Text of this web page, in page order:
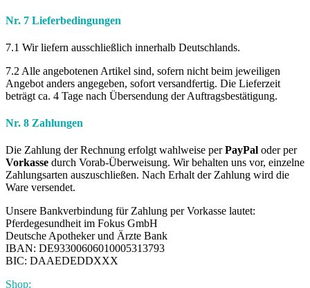
Nr. 7 Lieferbedingungen
7.1 Wir liefern ausschließlich innerhalb Deutschlands.
7.2 Alle angebotenen Artikel sind, sofern nicht beim jeweiligen
Angebot anders angegeben, sofort versandfertig. Die Lieferzeit
beträgt ca. 4 Tage nach Übersendung der Auftragsbestätigung.
Nr. 8 Zahlungen
Die Zahlung der Rechnung erfolgt wahlweise perPayPal oder per
Vorkasse durch Vorab-Überweisung. Wir behalten uns vor, einzelne
Zahlungsarten auszuschließen. Nach Erhalt der Zahlung wird die
Ware versendet.
Unsere Bankverbindung für Zahlung per Vorkasse lautet:
Pferdegesundheit im Fokus GmbH
Deutsche Apotheker und Ärzte Bank
IBAN: DE93300606010005313793
BIC: DAAEDEDDXXX
Shop: